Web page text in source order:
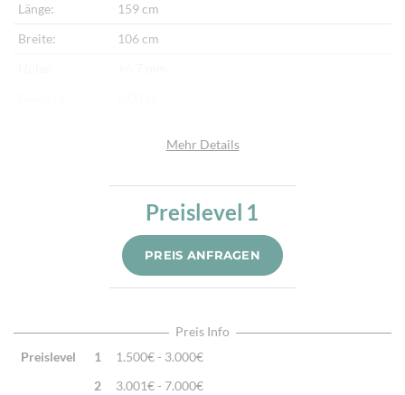
Länge:
159 cm
Breite:
106 cm
Baumwolle
360.000/m²
Handgeknüpft
Traditionelle Machart
Mehr Details
Preislevel 1
PREIS ANFRAGEN
Preis Info
Preislevel
1
1.500€ - 3.000€
2
3.001€ - 7.000€